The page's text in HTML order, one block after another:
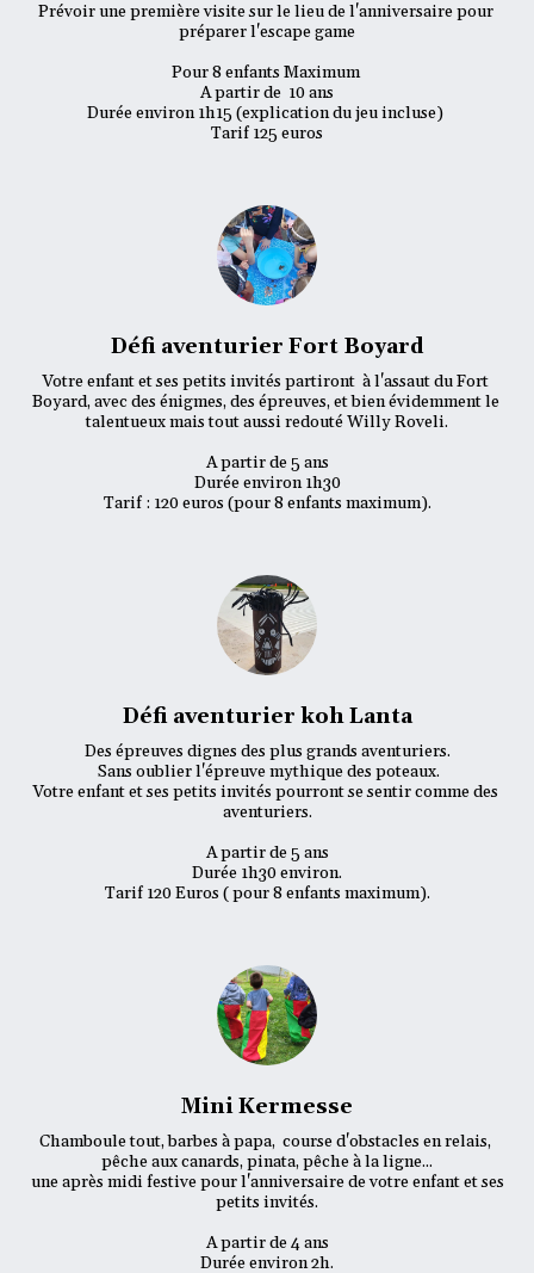
Prévoir une première visite sur le lieu de l'anniversaire pour
préparer l'escape game
Pour 8 enfants Maximum
A partir de  10 ans
Durée environ 1h15 (explication du jeu incluse)
Tarif 125 euros
Défi aventurier Fort Boyard
Votre enfant et ses petits invités partiront  à l'assaut du Fort
Boyard, avec des énigmes, des épreuves, et bien évidemment le
talentueux mais tout aussi redouté Willy Roveli.
A partir de 5 ans
Durée environ 1h30
Tarif : 120 euros (pour 8 enfants maximum).
Défi aventurier koh Lanta
Des épreuves dignes des plus grands aventuriers.
Votre enfant et ses petits invités pourront se sentir comme des
aventuriers.
A partir de 5 ans
Durée 1h30 environ.
Tarif 120 Euros ( pour 8 enfants maximum).
Mini Kermesse
Chamboule tout, barbes à papa,  course d'obstacles en relais,
pêche aux canards, pinata, pêche à la ligne...
petits invités.
A partir de 4 ans
Durée environ 2h.